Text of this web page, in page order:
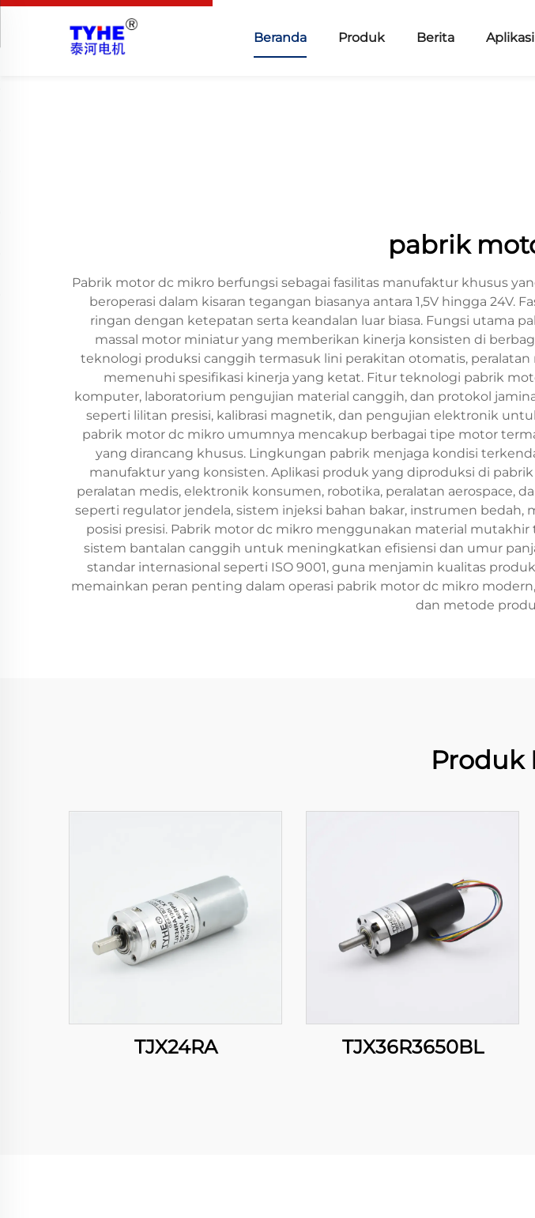
Beranda Produk Berita Aplikasi
pabrik
Pabrik motor dc mikro berfungsi sebagai fasilitas manufaktur khusus
beroperasi dalam kisaran tegangan biasanya antara 1,5V hingga
ringan dengan ketepatan serta keandalan luar biasa. Fungsi utama
massal motor miniatur yang memberikan kinerja konsisten di
teknologi produksi canggih termasuk lini perakitan otomatis,
memenuhi spesifikasi kinerja yang ketat. Fitur teknologi pabrik
komputer, laboratorium pengujian material canggih, dan protokol
seperti lilitan presisi, kalibrasi magnetik, dan pengujian elektronik
pabrik motor dc mikro umumnya mencakup berbagai tipe motor
yang dirancang khusus. Lingkungan pabrik menjaga kondisi
manufaktur yang konsisten. Aplikasi produk yang diproduksi di
peralatan medis, elektronik konsumen, robotika, peralatan
seperti regulator jendela, sistem injeksi bahan bakar, instrumen
posisi presisi. Pabrik motor dc mikro menggunakan material
sistem bantalan canggih untuk meningkatkan efisiensi dan umur
standar internasional seperti ISO 9001, guna menjamin kualitas
memainkan peran penting dalam operasi pabrik motor dc mikro
dan metode
Produk
TJX24RA TJX36R3650BL